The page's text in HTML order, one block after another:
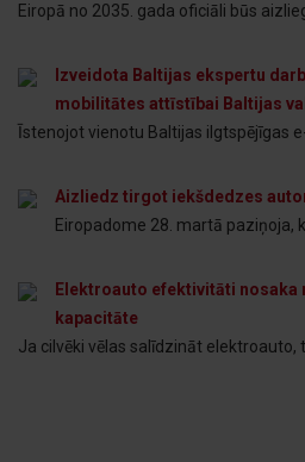
Eiropā no 2035. gada oficiāli būs
Izveidota Baltijas ekspertu
mobilitātes attīstībai Baltijas
Īstenojot vienotu Baltijas ilgtspējīgas
Aizliedz tirgot iekšdedzes
Eiropadome 28. martā paziņoja,
Elektroauto efektivitāti nosaka
kapacitāte
Ja cilvēki vēlas salīdzināt elektroauto,